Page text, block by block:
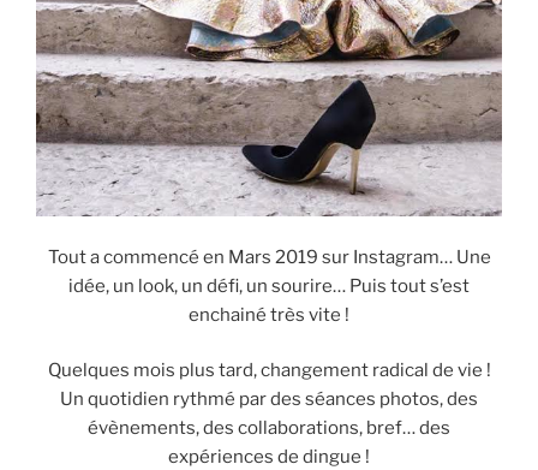
Tout a commencé en Mars 2019 sur Instagram… Une
idée, un look, un défi, un sourire… Puis tout s’est
enchainé très vite !
Quelques mois plus tard, changement radical de vie !
Un quotidien rythmé par des séances photos, des
évènements, des collaborations, bref… des
expériences de dingue !